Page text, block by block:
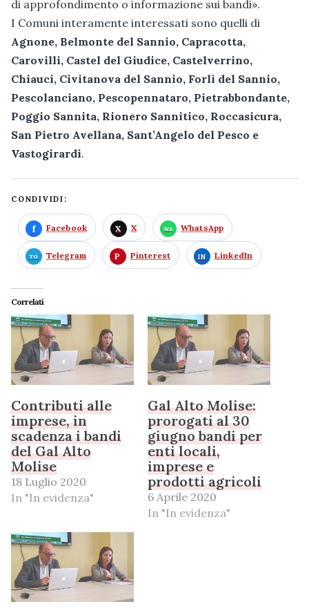
di approfondimento o informazione sui bandi».
I Comuni interamente interessati sono quelli di
Agnone, Belmonte del Sannio, Capracotta,
Carovilli, Castel del Giudice, Castelverrino,
Chiauci, Civitanova del Sannio, Forlì del Sannio,
Pescolanciano, Pescopennataro, Pietrabbondante,
Poggio Sannita, Rionero Sannitico, Roccasicura,
San Pietro Avellana, Sant’Angelo del Pesco e
Vastogirardi.
CONDIVIDI:
Facebook X WhatsApp
Telegram Pinterest LinkedIn
Correlati
Contributi alle
imprese, in
scadenza i bandi
del Gal Alto
Molise
18 Luglio 2020
In "In evidenza"
Gal Alto Molise:
prorogati al 30
giugno bandi per
enti locali,
imprese e
prodotti agricoli
6 Aprile 2020
In "In evidenza"